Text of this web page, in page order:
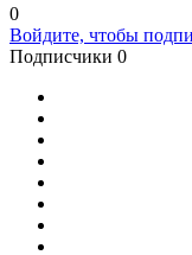
0
Войдите, чтобы
Подписчики 0